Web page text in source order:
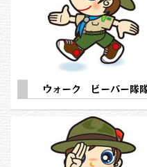
ウォーク ビーバー隊